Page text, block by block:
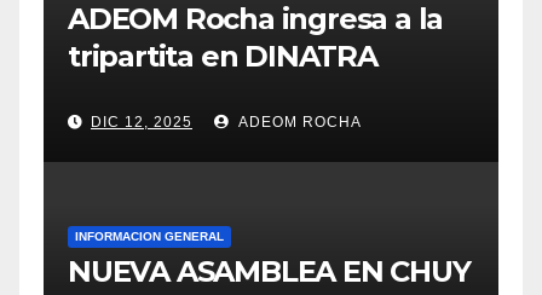
ADEOM Rocha ingresa a la
tripartita en DINATRA
DIC 12, 2025 ADEOM ROCHA
INFORMACION GENERAL
NUEVA ASAMBLEA EN CHUY